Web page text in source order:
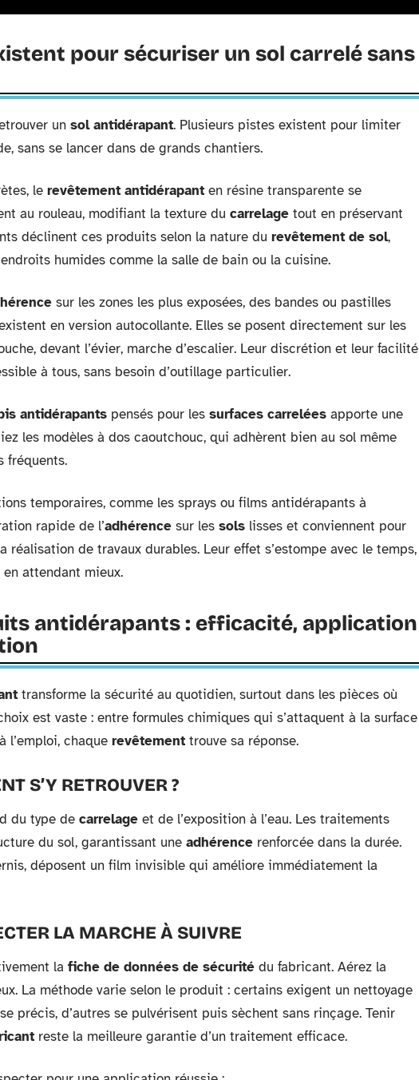
pour sécuriser un sol carrelé sans
un sol antidérapant. Plusieurs pistes existent pour limiter
sans se lancer dans de grands chantiers.
le revêtement antidérapant en résine transparente se
au rouleau, modifiant la texture du carrelage tout en préservant
déclinent ces produits selon la nature du revêtement de sol,
humides comme la salle de bain ou la cuisine.
sur les zones les plus exposées, des bandes ou pastilles
en version autocollante. Elles se posent directement sur les
devant l’évier, marche d’escalier. Leur discrétion et leur facilité
à tous, sans besoin d’outillage particulier.
antidérapants pensés pour les surfaces carrelées apporte une
les modèles à dos caoutchouc, qui adhèrent bien au sol même
fréquents.
temporaires, comme les sprays ou films antidérapants à
rapide de l’adhérence sur les sols lisses et conviennent pour
réalisation de travaux durables. Leur effet s’estompe avec le temps,
attendant mieux.
antidérapants : efficacité, application
transforme la sécurité au quotidien, surtout dans les pièces où
est vaste : entre formules chimiques qui s’attaquent à la surface
l’emploi, chaque revêtement trouve sa réponse.
S’Y RETROUVER ?
du type de carrelage et de l’exposition à l’eau. Les traitements
du sol, garantissant une adhérence renforcée dans la durée.
déposent un film invisible qui améliore immédiatement la
LA MARCHE À SUIVRE
la fiche de données de sécurité du fabricant. Aérez la
La méthode varie selon le produit : certains exigent un nettoyage
précis, d’autres se pulvérisent puis sèchent sans rinçage. Tenir
reste la meilleure garantie d’un traitement efficace.